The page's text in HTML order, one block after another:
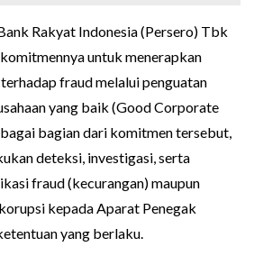
Rakyat Indonesia (Persero) Tbk
untuk menerapkan
fraud melalui penguatan
yang baik (Good Corporate
bagian dari komitmen tersebut,
deteksi, investigasi, serta
fraud (kecurangan) maupun
kepada Aparat Penegak
yang berlaku.